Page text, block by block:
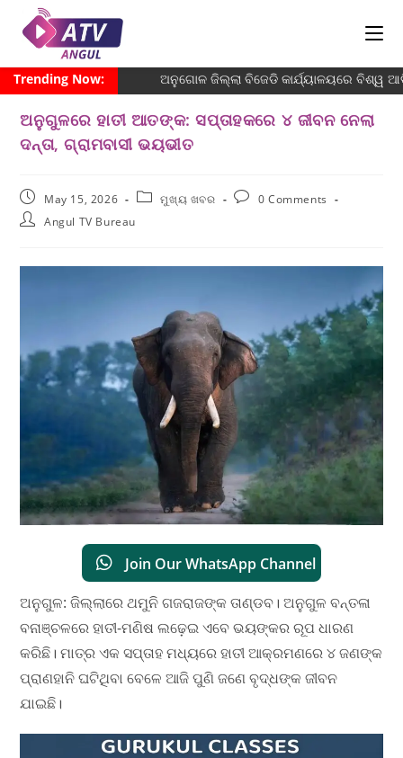
Trending Now: ଅନୁଗୋଳ ଜିଲ୍ଲା ବିଜେଡି କାର୍ଯ୍ୟାଳୟରେ ବିଶ୍ୱ
ଅନୁଗୁଳରେ ହାତୀ ଆତଙ୍କ: ସପ୍ତାହକରେ ୪ ଜୀବନ ନେଲା
ଦନ୍ତା, ଗ୍ରାମବାସୀ ଭୟଭୀତ
May 15, 2026 ମୁଖ୍ୟ ଖବର
0 Comments
Angul TV Bureau
Join Our WhatsApp Channel
ଅନୁଗୁଳ: ଜିଲ୍ଲାରେ ଥମୁନି ଗଜରାଜଙ୍କ ତାଣ୍ଡବ। ଅନୁଗୁଳ ବନ୍ତଳା
ବନାଞ୍ଚଳରେ ହାତୀ-ମଣିଷ ଲଢ଼େଇ ଏବେ ଭୟଙ୍କର ରୂପ ଧାରଣ
କରିଛି। ମାତ୍ର ଏକ ସପ୍ତାହ ମଧ୍ୟରେ ହାତୀ ଆକ୍ରମଣରେ ୪ ଜଣଙ୍କ
ପ୍ରାଣହାନି ଘଟିଥିବା ବେଳେ ଆଜି ପୁଣି ଜଣେ ବୃଦ୍ଧଙ୍କ ଜୀବନ
ଯାଇଛି।